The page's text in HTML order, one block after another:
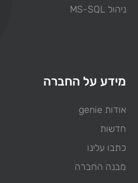
ניהול MS-SQL
מידע על החברה
אודות genie
חדשות
כתבו עלינו
מבנה החברה